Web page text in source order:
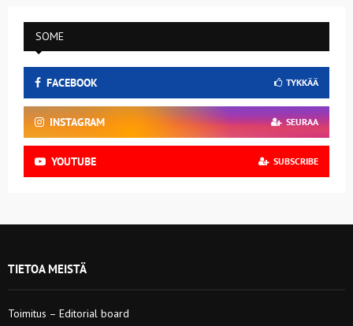
SOME
FACEBOOK TYKKÄÄ
INSTAGRAM SEURAA
YOUTUBE SUBSCRIBE
TIETOA MEISTÄ
Toimitus – Editorial board